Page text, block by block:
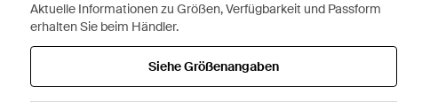
Aktuelle Informationen zu Größen, Verfügbarkeit und Passform
erhalten Sie beim Händler.
Siehe Größenangaben